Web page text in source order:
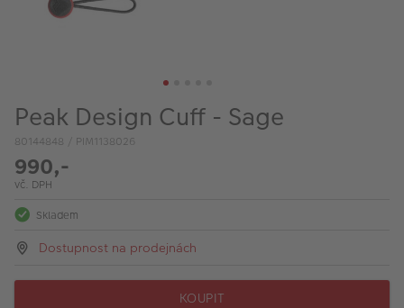
PŘÍSLUŠENSTVÍ
VÝPRODEJ
FOTO BAZAR
Fotoprodukty
Peak Design Cuff - Sage
80144848 / PIM1138026
990,-
vč. DPH
Skladem
Dostupnost na prodejnách
KOUPIT